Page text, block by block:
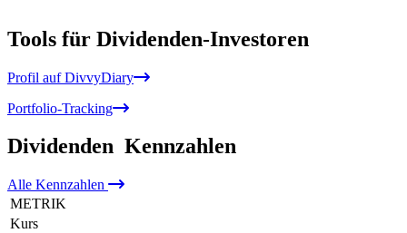
Tools für Dividenden-Investoren
Profil auf DivvyDiary
Portfolio-Tracking
Dividenden Kennzahlen
Alle Kennzahlen
METRIK
Kurs